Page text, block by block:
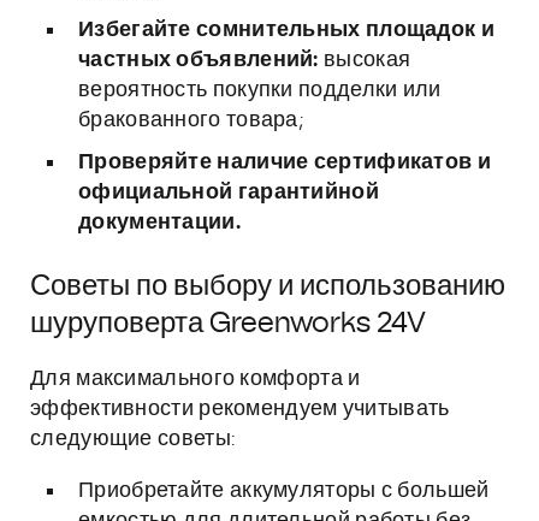
Избегайте сомнительных площадок и
частных объявлений: высокая
вероятность покупки подделки или
бракованного товара;
Проверяйте наличие сертификатов и
официальной гарантийной
документации.
Советы по выбору и использованию
шуруповерта Greenworks 24V
Для максимального комфорта и
эффективности рекомендуем учитывать
следующие советы:
Приобретайте аккумуляторы с большей